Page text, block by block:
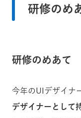
研修のめ
研修のめあて
今年のUIデザイナ
デザイナーとして